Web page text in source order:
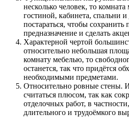
несколько человек, то
гостиной, кабинета, спальни и
постараться, чтобы сохранить
предназначение и сделать
Характерной чертой
относительно небольшая
комнату мебелью, то
останется, так что придётся
необходимыми предметами.
Относительно ровные стены.
считаться плюсом, так как
отделочных работ, в
длительного и трудоёмкого